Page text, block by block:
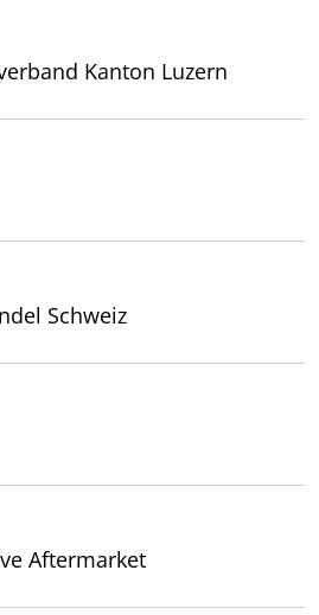
Kanton Luzern
Schweiz
Aftermarket